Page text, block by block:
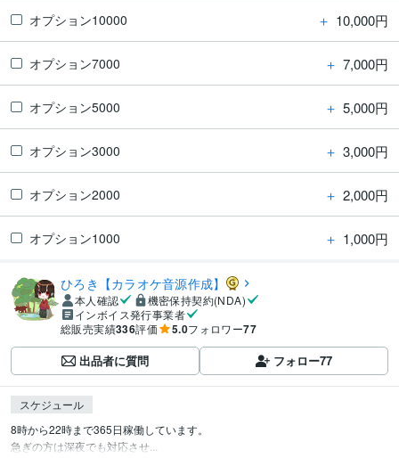
オプション10000 ＋ 10,000円
オプション7000 ＋ 7,000円
オプション5000 ＋ 5,000円
オプション3000 ＋ 3,000円
オプション2000 ＋ 2,000円
オプション1000 ＋ 1,000円
ひろき【カラオケ音源作成】
本人確認
機密保持契約(NDA)
インボイス発行事業者
総販売実績336評価 5.0フォロワー77
出品者に質問 フォロー77
スケジュール
8時から22時まで365日稼働しています。
急ぎの方は深夜でも対応させ...